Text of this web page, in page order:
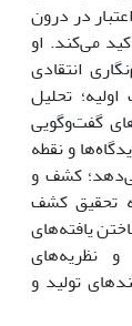
در درون
می‌کند. او
انتقادی
تحلیل
گفت‌وگویی
و نقطه
کشف و
تحقیق کشف
یافته‌های
نظریه‌های
تولید و